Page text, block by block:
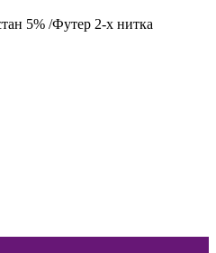
5% /Футер 2-х нитка